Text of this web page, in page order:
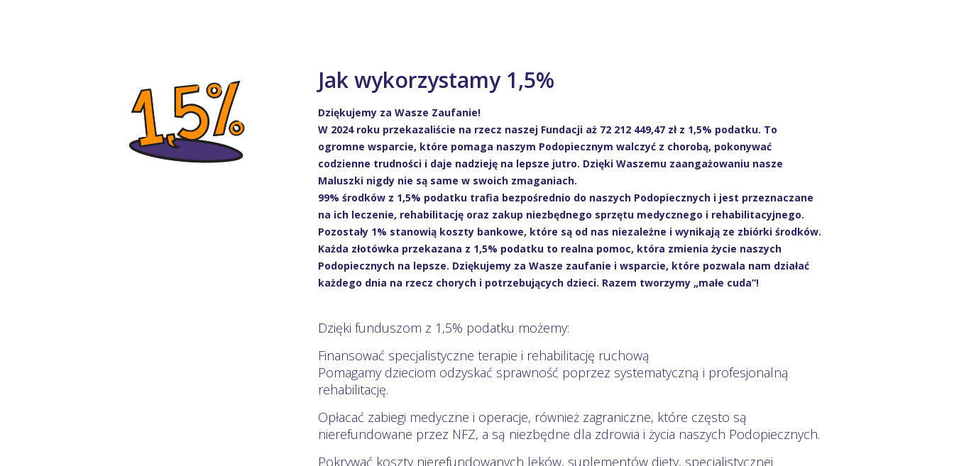
Jak wykorzystamy 1,5%
Dziękujemy za Wasze Zaufanie!
W 2024 roku przekazaliście na rzecz naszej Fundacji aż 72 212 449,47 zł z 1,5% podatku. To
ogromne wsparcie, które pomaga naszym Podopiecznym walczyć z chorobą, pokonywać
codzienne trudności i daje nadzieję na lepsze jutro. Dzięki Waszemu zaangażowaniu nasze
Maluszki nigdy nie są same w swoich zmaganiach.
99% środków z 1,5% podatku trafia bezpośrednio do naszych Podopiecznych i jest przeznaczane
na ich leczenie, rehabilitację oraz zakup niezbędnego sprzętu medycznego i rehabilitacyjnego.
Pozostały 1% stanowią koszty bankowe, które są od nas niezależne i wynikają ze zbiórki środków.
Każda złotówka przekazana z 1,5% podatku to realna pomoc, która zmienia życie naszych
Podopiecznych na lepsze. Dziękujemy za Wasze zaufanie i wsparcie, które pozwala nam działać
każdego dnia na rzecz chorych i potrzebujących dzieci. Razem tworzymy „małe cuda”!
Dzięki funduszom z 1,5% podatku możemy:
Finansować specjalistyczne terapie i rehabilitację ruchową
Pomagamy dzieciom odzyskać sprawność poprzez systematyczną i profesjonalną
rehabilitację.
Opłacać zabiegi medyczne i operacje, również zagraniczne, które często są
nierefundowane przez NFZ, a są niezbędne dla zdrowia i życia naszych Podopiecznych.
Pokrywać koszty nierefundowanych leków, suplementów diety, specjalistycznej